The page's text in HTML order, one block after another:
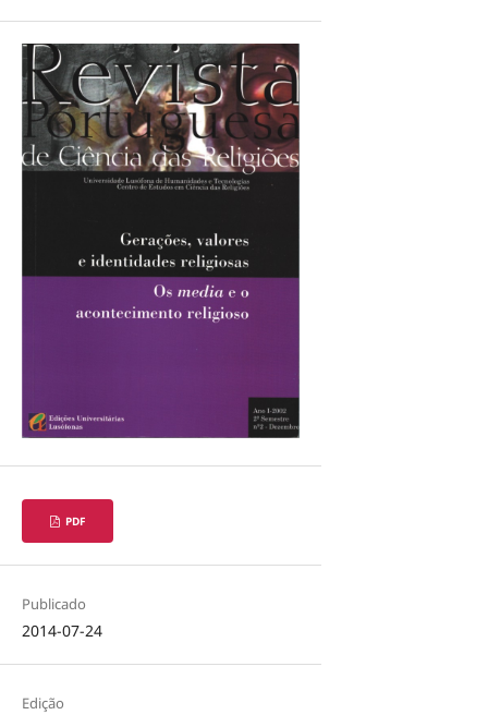
PDF
Publicado
2014-07-24
Edição